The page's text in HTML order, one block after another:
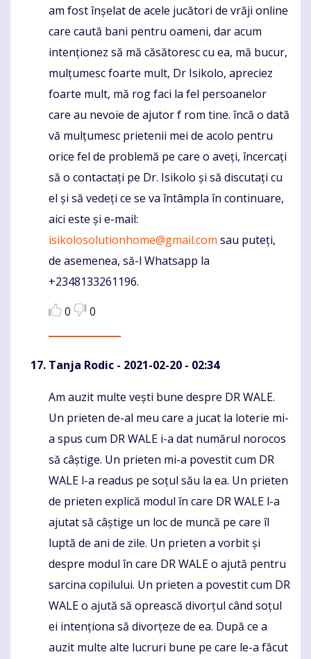
am fost înșelat de acele jucători de vrăji online
care caută bani pentru oameni, dar acum
intenționez să mă căsătoresc cu ea, mă bucur,
mulțumesc foarte mult, Dr Isikolo, apreciez
foarte mult, mă rog faci la fel persoanelor
care au nevoie de ajutor f rom tine. încă o dată
vă mulțumesc prietenii mei de acolo pentru
orice fel de problemă pe care o aveți, încercați
să o contactați pe Dr. Isikolo și să discutați cu
el și să vedeți ce se va întâmpla în continuare,
aici este și e-mail:
isikolosolutionhome@gmail.com sau puteți,
de asemenea, să-l Whatsapp la
+2348133261196.
0
0
Tanja Rodic - 2021-02-20 - 02:34
Komentaras
Am auzit multe vești bune despre DR WALE.
Un prieten de-al meu care a jucat la loterie mi-
a spus cum DR WALE i-a dat numărul norocos
să câștige. Un prieten mi-a povestit cum DR
WALE l-a readus pe soțul său la ea. Un prieten
de prieten explică modul în care DR WALE l-a
ajutat să câștige un loc de muncă pe care îl
luptă de ani de zile. Un prieten a vorbit și
despre modul în care DR WALE o ajută pentru
sarcina copilului. Un prieten a povestit cum DR
WALE o ajută să oprească divorțul când soțul
ei intenționa să divorțeze de ea. După ce a
auzit multe alte lucruri bune pe care le-a făcut